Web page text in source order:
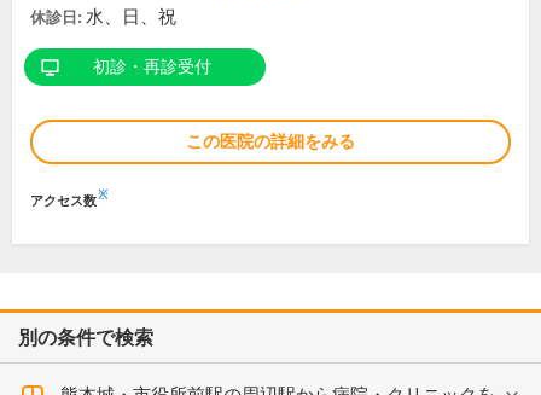
休診日: 水、日、祝
初診・再診受付
この医院の詳細をみる
アクセス数※
別の条件で検索